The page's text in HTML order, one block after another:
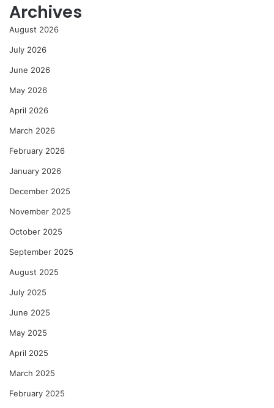
Archives
August 2026
July 2026
June 2026
May 2026
April 2026
March 2026
February 2026
January 2026
December 2025
November 2025
October 2025
September 2025
August 2025
July 2025
June 2025
May 2025
April 2025
March 2025
February 2025